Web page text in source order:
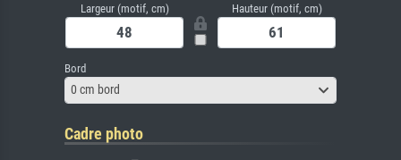
Largeur (motif, cm) Hauteur (motif, cm)
Bord
0 cm bord
Cadre photo